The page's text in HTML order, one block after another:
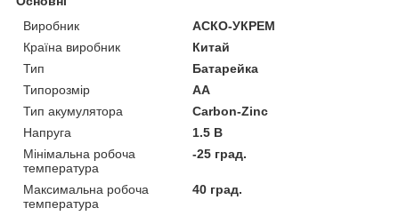
Виробник
АСКО-УКРЕМ
Країна виробник
Китай
Тип
Батарейка
Типорозмір
AA
Тип акумулятора
Carbon-Zinc
Напруга
1.5 В
Мінімальна робоча
температура
-25 град.
Максимальна робоча
температура
40 град.